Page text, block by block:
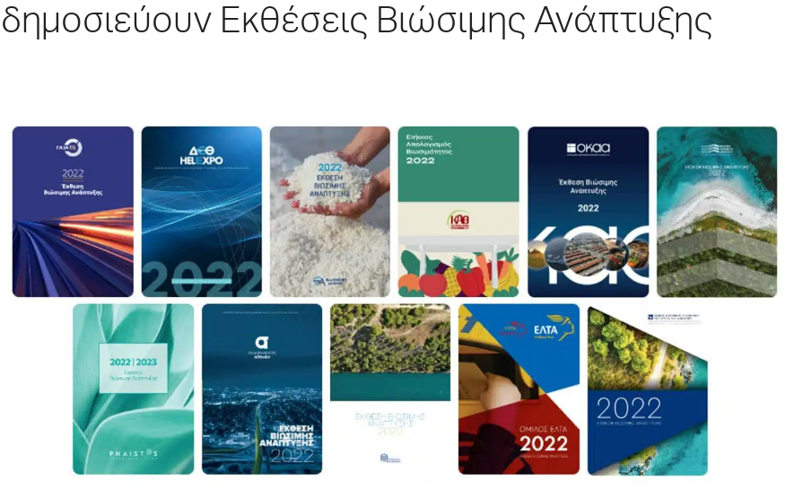
δημοσιεύουν Εκθέσεις Βιώσιμης Ανάπτυξης